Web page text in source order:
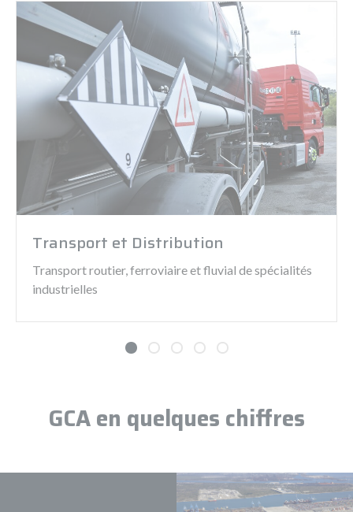
Transport et Distribution
Transport routier, ferroviaire et fluvial de spécialités
industrielles
GCA en quelques chiffres